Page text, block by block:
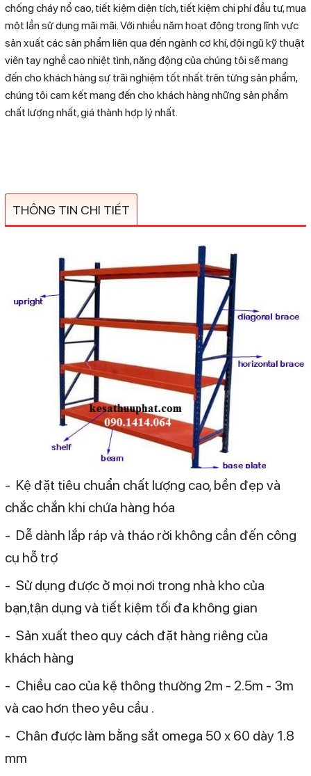
chống cháy nổ cao, tiết kiệm diện tích, tiết kiệm chi phí đầu tư, mua
một lần sử dụng mãi mãi. Với nhiều năm hoạt động trong lĩnh vực
sản xuất các sản phẩm liên qua đến ngành cơ khí, đội ngũ kỹ thuật
viên tay nghề cao nhiệt tình, năng động của chúng tôi sẽ mang
đến cho khách hàng sự trãi nghiệm tốt nhất trên từng sản phẩm,
chúng tôi cam kết mang đến cho khách hàng những sản phẩm
chất lượng nhất, giá thành hợp lý nhất.
THÔNG TIN CHI TIẾT
- Kệ đặt tiêu chuẩn chất lượng cao, bền đẹp và
chắc chắn khi chứa hàng hóa
- Dễ dành lắp ráp và tháo rời không cần đến công
cụ hỗ trợ
- Sử dụng được ở mọi nơi trong nhà kho của
bạn,tận dụng và tiết kiệm tối đa không gian
- Sản xuất theo quy cách đặt hàng riêng của
khách hàng
- Chiều cao của kệ thông thường 2m - 2.5m - 3m
và cao hơn theo yêu cầu .
- Chân được làm bằng sắt omega 50 x 60 dày 1.8
mm